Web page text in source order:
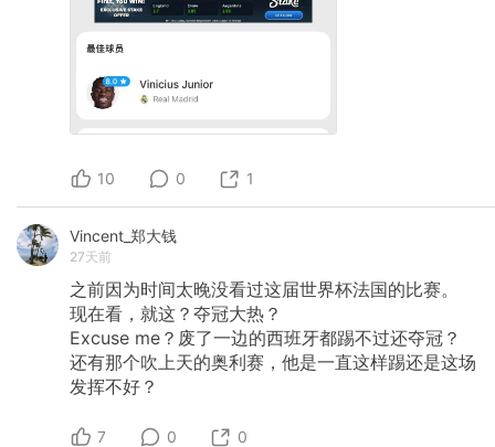
10 0 1
Vincent_郑大钱
27天前
之前因为时间太晚没看过这届世界杯法国的比赛。
现在看，就这？夺冠大热？
Excuse me？废了一边的西班牙都踢不过还夺冠？
还有那个吹上天的奥利赛，他是一直这样踢还是这场
发挥不好？
7 0 0